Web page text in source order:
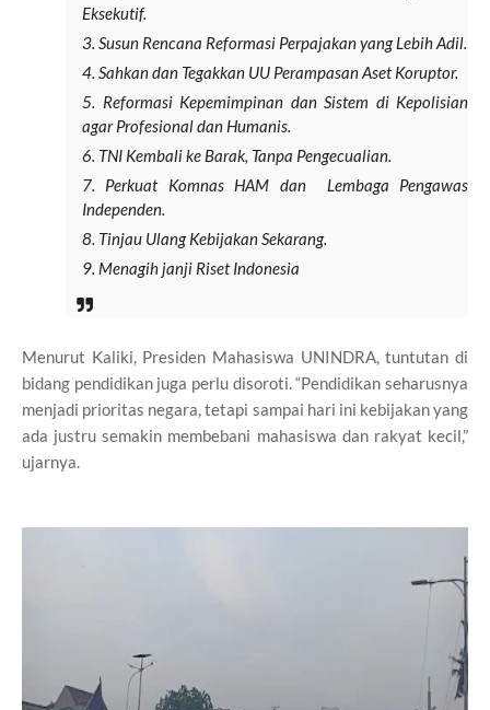
Eksekutif.
Susun Rencana Reformasi Perpajakan yang Lebih Adil.
Sahkan dan Tegakkan UU Perampasan Aset Koruptor.
Reformasi Kepemimpinan dan Sistem di Kepolisian
agar Profesional dan Humanis.
TNI Kembali ke Barak, Tanpa Pengecualian.
Perkuat Komnas HAM dan Lembaga Pengawas
Independen.
Tinjau Ulang Kebijakan Sekarang.
Menagih janji Riset Indonesia
Menurut Kaliki, Presiden Mahasiswa UNINDRA, tuntutan di
bidang pendidikan juga perlu disoroti. “Pendidikan seharusnya
menjadi prioritas negara, tetapi sampai hari ini kebijakan yang
ada justru semakin membebani mahasiswa dan rakyat kecil,”
ujarnya.